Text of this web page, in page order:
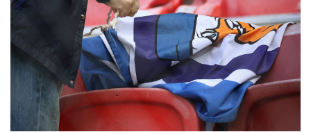
KLUB
GALÉRIA
SZURKOLÓI ÉLMÉNYEK
AKKREDITÁCIÓ